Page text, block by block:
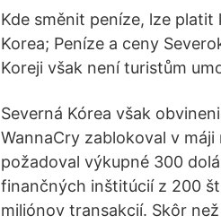
Kde směnit peníze, lze platit
Korea; Peníze a ceny
Koreji však není turistům
Severná Kórea však
WannaCry zablokoval v
požadoval výkupné 300
finančných inštitúcií z 200
miliónov transakcií. Skôr